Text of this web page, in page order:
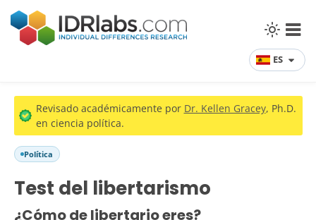
ES
Revisado académicamente por Dr. Kellen Gracey, Ph.D.
en ciencia política.
Política
Test del libertarismo
¿Cómo de libertario eres?